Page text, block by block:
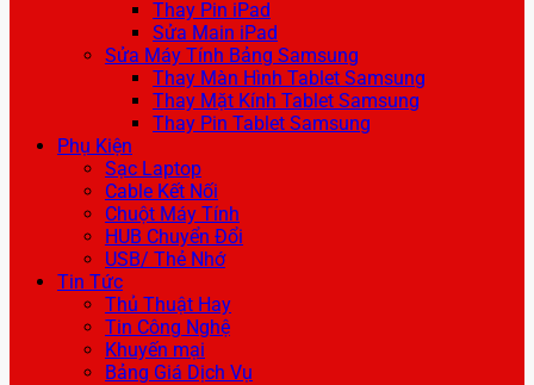
Thay Pin iPad
Sửa Main iPad
Sửa Máy Tính Bảng Samsung
Thay Màn Hình Tablet Samsung
Thay Mặt Kính Tablet Samsung
Thay Pin Tablet Samsung
Phụ Kiện
Sạc Laptop
Cable Kết Nối
Chuột Máy Tính
HUB Chuyển Đổi
USB/ Thẻ Nhớ
Tin Tức
Thủ Thuật Hay
Tin Công Nghệ
Khuyến mại
Bảng Giá Dịch Vụ